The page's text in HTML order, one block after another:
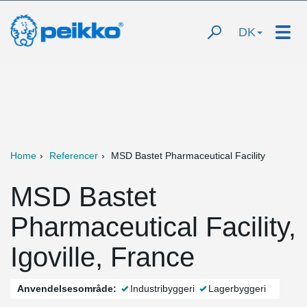
DK
Home Referencer MSD Bastet Pharmaceutical Facility
MSD Bastet
Pharmaceutical Facility,
Igoville, France
Anvendelsesområde: Industribyggeri Lagerbyggeri